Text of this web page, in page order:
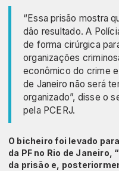
“Essa prisão mostra
dão resultado. A
de forma cirúrgica
organizações
econômico do crime
de Janeiro não será
organizado”, disse o
pela PCERJ.
O bicheiro foi levado
da PF no Rio de
da prisão e,